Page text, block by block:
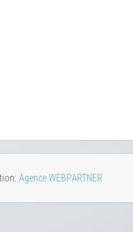
Agence WEBPARTNER